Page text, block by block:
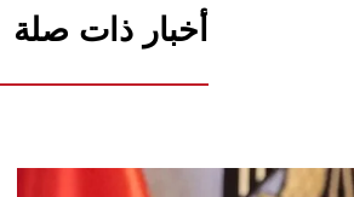
أخبار ذات صلة